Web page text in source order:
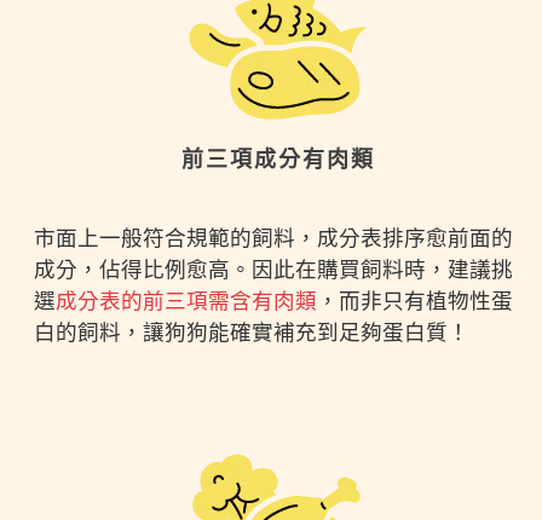
前三項成分有肉類
市面上一般符合規範的飼料，成分表排序愈前面的
成分，佔得比例愈高。因此在購買飼料時，建議挑
選成分表的前三項需含有肉類 ，而非只有植物性蛋
白的飼料，讓狗狗能確實補充到足夠蛋白質！